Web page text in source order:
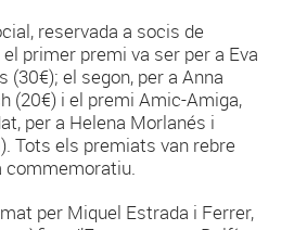
reservada a socis de
el primer premi va ser per a Eva
(30€); el segon, per a Anna
(20€) i el premi Amic-Amiga,
per a Helena Morlanés i
Tots els premiats van rebre
commemoratiu.
per Miquel Estrada i Ferrer,